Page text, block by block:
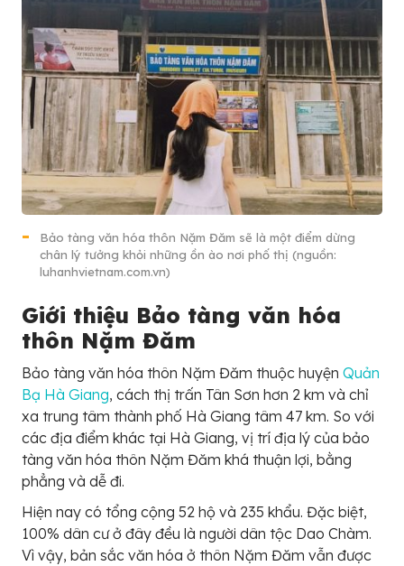
Bảo tàng văn hóa thôn Nặm Đăm sẽ là một điểm dừng
chân lý tưởng khỏi những ồn ào nơi phố thị (nguồn:
luhanhvietnam.com.vn)
Giới thiệu Bảo tàng văn hóa
thôn Nặm Đăm
Bảo tàng văn hóa thôn Nặm Đăm thuộc huyện Quản
Bạ Hà Giang, cách thị trấn Tân Sơn hơn 2 km và chỉ
xa trung tâm thành phố Hà Giang tâm 47 km. So với
các địa điểm khác tại Hà Giang, vị trí địa lý của bảo
tàng văn hóa thôn Nặm Đăm khá thuận lợi, bằng
phẳng và dễ đi.
Hiện nay có tổng cộng 52 hộ và 235 khẩu. Đặc biệt,
100% dân cư ở đây đều là người dân tộc Dao Chàm.
Vì vậy, bản sắc văn hóa ở thôn Nặm Đăm vẫn được